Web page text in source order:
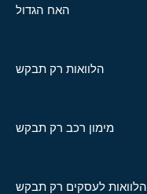
האח הגדול
הלוואות רק תבקש
מימון רכב רק תבקש
הלוואות לעסקים רק תבקש